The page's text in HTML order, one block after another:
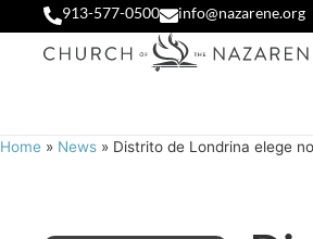
913-577-0500 info@nazarene.org
Home » News » Distrito de Londrina elege